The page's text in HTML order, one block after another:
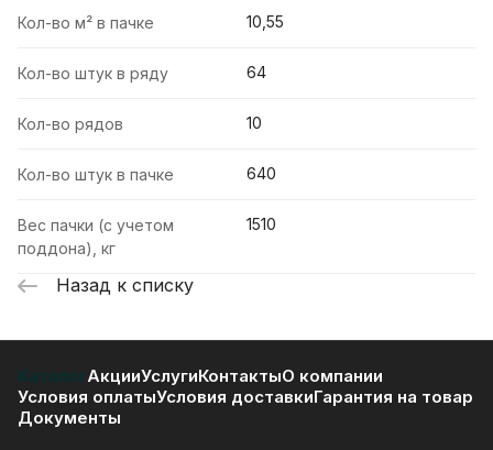
Кол-во м² в пачке 10,55
Кол-во штук в ряду 64
Кол-во рядов 10
Кол-во штук в пачке 640
Вес пачки (с учетом
поддона), кг
1510
Назад к списку
КаталогАкцииУслугиКонтактыО компании
Условия оплатыУсловия доставкиГарантия на товар
Документы